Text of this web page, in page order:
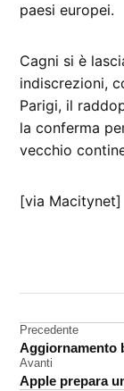
paesi europei.
Cagni si è
indiscrezioni,
Parigi, il
la conferma
vecchio
[via Macitynet]
iTunes
Navigazione
articoli
Precedente
Aggiornamento
Avanti
Apple prepara